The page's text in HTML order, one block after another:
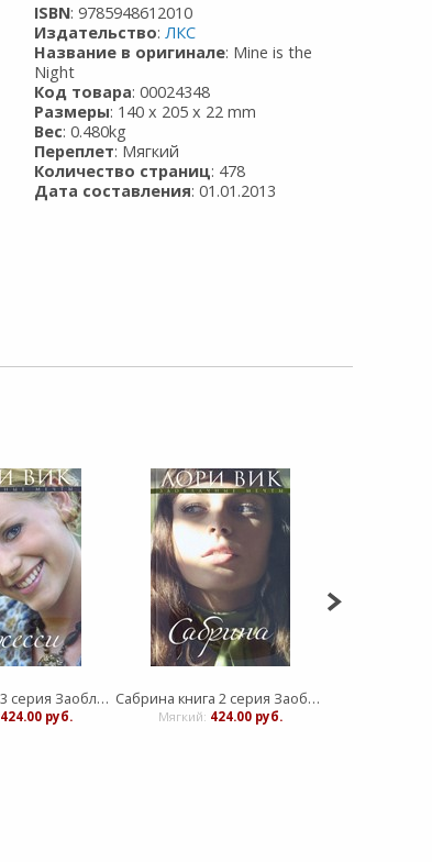
ISBN: 9785948612010
Издательство: ЛКС
Название в оригинале: Mine is the
Night
Код товара: 00024348
Размеры: 140 x 205 x 22 mm
Вес: 0.480kg
Переплет: Мягкий
Количество страниц: 478
Дата составления: 01.01.2013
Джесси книга 3 серия Заоблачные мечты
424.00 руб.
Сабрина книга 2 серия Заоблачные мечты
Мягкий: 424.00 руб.